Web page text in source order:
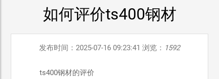
如何评价ts400钢材
发布时间：2025-07-16 09:23:41 浏览： 1592
ts400钢材的评价